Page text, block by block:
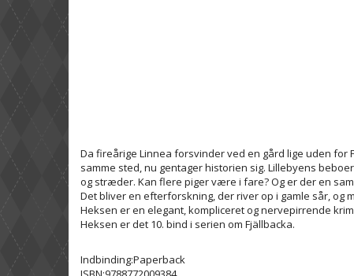
Da fireårige Linnea forsvinder ved en gård lige uden
samme sted, nu gentager historien sig. Lillebyens
og stræder. Kan flere piger være i fare? Og er der en
Det bliver en efterforskning, der river op i gamle sår, og
Heksen er en elegant, kompliceret og nervepirrende
Heksen er det 10. bind i serien om Fjällbacka.
Indbinding:Paperback